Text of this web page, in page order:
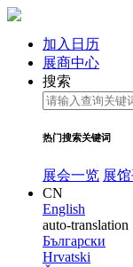
加入日历
展商中心
搜索
热门搜索关键词
展会一览 展
CN
English
auto-translation
Български
Hrvatski